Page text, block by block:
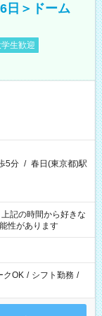
日＞ドーム
学生歓迎
5分 / 春日(東京都)駅
性があります
クOK / シフト勤務 /